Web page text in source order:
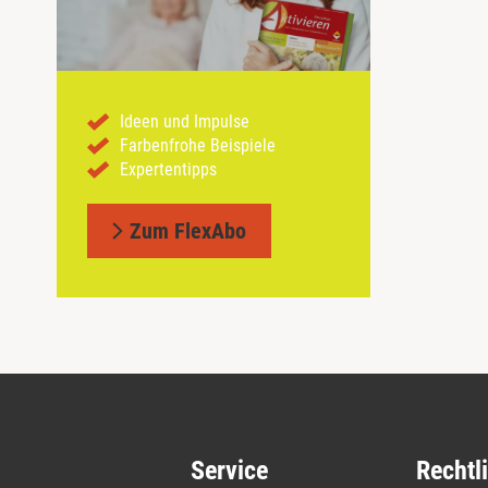
Ideen und Impulse
Farbenfrohe Beispiele
Expertentipps
Zum FlexAbo
Service